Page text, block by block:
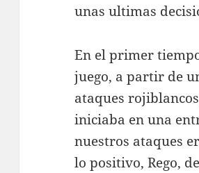
unas ultimas
En el primer
juego, a partir de
ataques
iniciaba en una
nuestros ataques
lo positivo, Rego,